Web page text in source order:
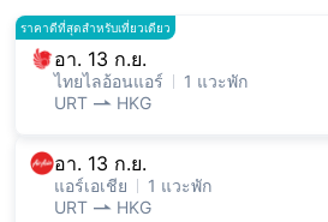
ราคาดีที่สุดสำหรับเที่ยวเดียว
อา. 13 ก.ย.
ไทยไลอ้อนแอร์
1 แวะพัก
URT
HKG
อา. 13 ก.ย.
แอร์เอเชีย
1 แวะพัก
URT
HKG